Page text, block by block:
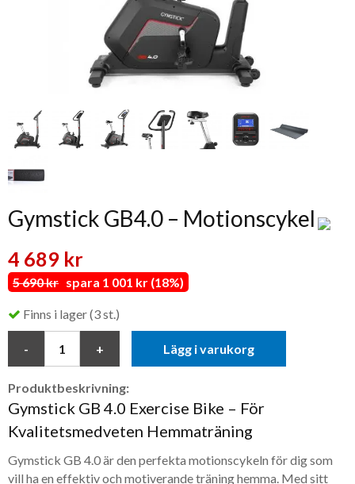
Gymstick GB4.0 – Motionscykel
4 689 kr
5 690 kr spara 1 001 kr (18%)
Finns i lager (3 st.)
Lägg i varukorg
Produktbeskrivning:
Gymstick GB 4.0 Exercise Bike – För
Kvalitetsmedveten Hemmaträning
Gymstick GB 4.0 är den perfekta motionscykeln för dig som
vill ha en effektiv och motiverande träning hemma. Med sitt